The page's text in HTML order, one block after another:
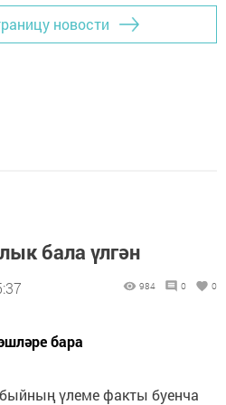
новости
бала үлгән
984 0 0
бара
үлеме факты буенча